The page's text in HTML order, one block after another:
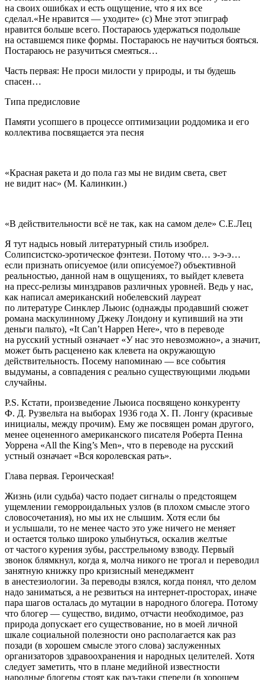
на своих ошибках и есть ощущение, что я их все
сделал.«Не нравится — уходите» (с) Мне этот эпиграф
нравится больше всего. Постараюсь удержаться подольше
на оставшемся пике формы. Постараюсь не научиться бояться.
Постараюсь не разучиться смеяться…
Часть первая: Не проси милости у природы, и ты будешь
спасен…
Типа предисловие
Памяти усопшего в процессе оптимизации роддомика и его
коллектива посвящается эта песня
«Красная ракета и до пола газ мы не видим света, свет
не видит нас» (М. Калинкин.)
«В действительности всё не так, как на самом деле» С.Е.Лец
Я тут надысь новый литературный стиль изобрел.
Солипсистско-эротическое фэнтези. Потому что… э-э-э…
если признать опи́суемое (или опису́емое?) объективной
реальностью, данной нам в ощущениях, то выйдет клевета
на пресс-релизы минздравов различных уровней. Ведь у нас,
как написал американский нобелевский лауреат
по литературе Синклер Льюис (однажды продавший сюжет
романа маскулинному Джеку Лондону и купивший на эти
деньги пальто), «It Can’t Happen Here», что в переводе
на русский устный означает «У нас это невозможно», а значит,
может быть расценено как клевета на окружающую
действительность. Посему напоминаю — все события
выдуманы, а совпадения с реально существующими людьми
случайны.
P.S. Кстати, произведение Льюиса посвящено конкуренту
Ф. Д. Рузвельта на выборах 1936 года Х. П. Лонгу (красивые
инициалы, между прочим). Ему же посвящен роман другого,
менее оцененного американского писателя Роберта Пенна
Уоррена «All the King’s Men», что в переводе на русский
устный означает «Вся королевская рать».
Глава первая. Героическая!
Жизнь (или судьба) часто подает сигналы о предстоящем
ущемлении геморроидальных узлов (в плохом смысле этого
словосочетания), но мы их не слышим. Хотя если бы
и услышали, то не менее часто это уже ничего не меняет
и остается только широко улыбнуться, оскалив желтые
от частого курения зубы, расстрельному взводу. Первый
звонок блямкнул, когда я, молча никого не трогал и переводил
занятную книжку про кризисный менеджмент
в анестезиологии. За переводы взялся, когда понял, что делом
надо заниматься, а не резвиться на интернет-просторах, иначе
пара шагов осталась до мутации в народного блогера. Потому
что блогер — существо, видимо, отчасти необходимое, раз
природа допускает его существование, но в моей личной
шкале социальной полезности оно располагается как раз
позади (в хорошем смысле этого слова) заслуженных
организаторов здравоохранения и народных целителей. Хотя
следует заметить, что в плане медийной известности
народные блогеры стоят как раз-таки спереди (в хорошем